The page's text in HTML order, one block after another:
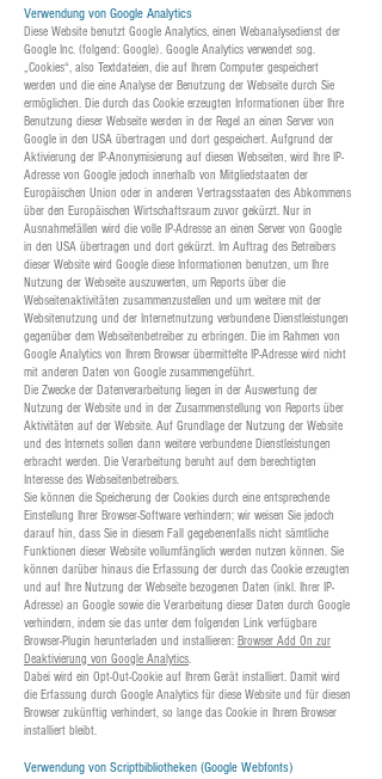
Verwendung von Google Analytics
Diese Website benutzt Google Analytics, einen Webanalysedienst der
Google Inc. (folgend: Google). Google Analytics verwendet sog.
„Cookies“, also Textdateien, die auf Ihrem Computer gespeichert
werden und die eine Analyse der Benutzung der Webseite durch Sie
ermöglichen. Die durch das Cookie erzeugten Informationen über Ihre
Benutzung dieser Webseite werden in der Regel an einen Server von
Google in den USA übertragen und dort gespeichert. Aufgrund der
Aktivierung der IP-Anonymisierung auf diesen Webseiten, wird Ihre IP-
Adresse von Google jedoch innerhalb von Mitgliedstaaten der
Europäischen Union oder in anderen Vertragsstaaten des Abkommens
über den Europäischen Wirtschaftsraum zuvor gekürzt. Nur in
Ausnahmefällen wird die volle IP-Adresse an einen Server von Google
in den USA übertragen und dort gekürzt. Im Auftrag des Betreibers
dieser Website wird Google diese Informationen benutzen, um Ihre
Nutzung der Webseite auszuwerten, um Reports über die
Webseitenaktivitäten zusammenzustellen und um weitere mit der
Websitenutzung und der Internetnutzung verbundene Dienstleistungen
gegenüber dem Webseitenbetreiber zu erbringen. Die im Rahmen von
Google Analytics von Ihrem Browser übermittelte IP-Adresse wird nicht
mit anderen Daten von Google zusammengeführt.
Die Zwecke der Datenverarbeitung liegen in der Auswertung der
Nutzung der Website und in der Zusammenstellung von Reports über
Aktivitäten auf der Website. Auf Grundlage der Nutzung der Website
und des Internets sollen dann weitere verbundene Dienstleistungen
erbracht werden. Die Verarbeitung beruht auf dem berechtigten
Interesse des Webseitenbetreibers.
Sie können die Speicherung der Cookies durch eine entsprechende
Einstellung Ihrer Browser-Software verhindern; wir weisen Sie jedoch
darauf hin, dass Sie in diesem Fall gegebenenfalls nicht sämtliche
Funktionen dieser Website vollumfänglich werden nutzen können. Sie
können darüber hinaus die Erfassung der durch das Cookie erzeugten
und auf Ihre Nutzung der Webseite bezogenen Daten (inkl. Ihrer IP-
Adresse) an Google sowie die Verarbeitung dieser Daten durch Google
verhindern, indem sie das unter dem folgenden Link verfügbare
Browser-Plugin herunterladen und installieren: Browser Add On zur
Deaktivierung von Google Analytics.
Dabei wird ein Opt-Out-Cookie auf Ihrem Gerät installiert. Damit wird
die Erfassung durch Google Analytics für diese Website und für diesen
Browser zukünftig verhindert, so lange das Cookie in Ihrem Browser
installiert bleibt.
Verwendung von Scriptbibliotheken (Google Webfonts)